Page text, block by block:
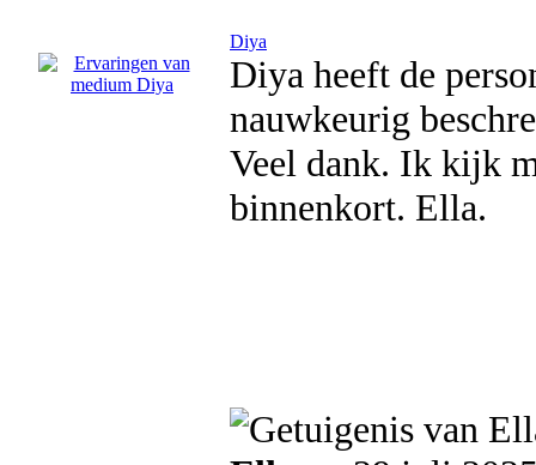
Diya
Diya heeft de
nauwkeurig
Veel dank. Ik kijk
binnenkort. Ella.